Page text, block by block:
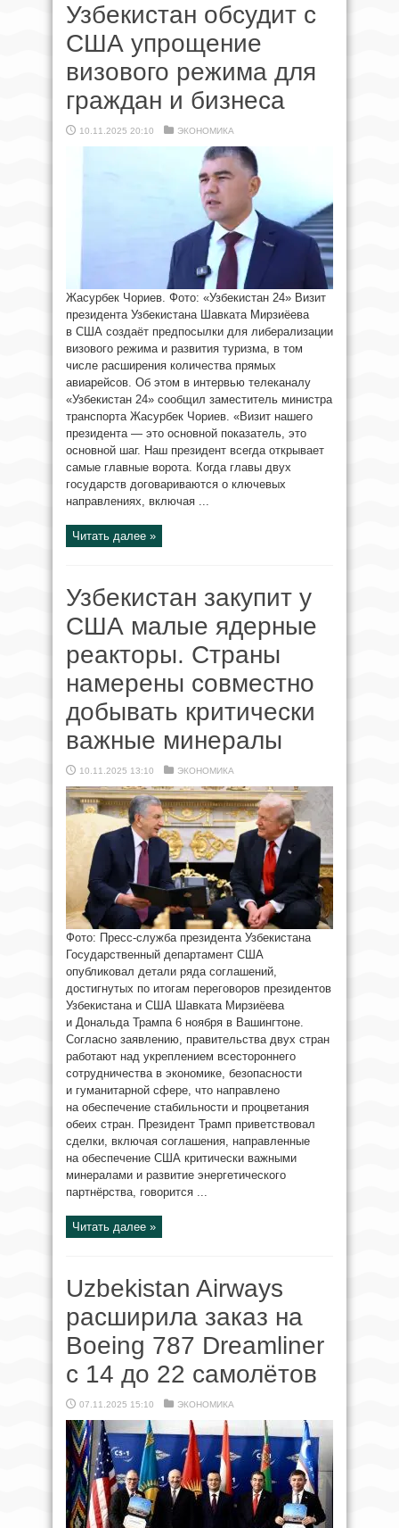
Узбекистан обсудит с
США упрощение
визового режима для
граждан и бизнеса
10.11.2025 20:10 ЭКОНОМИКА
Жасурбек Чориев. Фото: «Узбекистан 24» Визит
президента Узбекистана Шавката Мирзиёева
в США создаёт предпосылки для либерализации
визового режима и развития туризма, в том
числе расширения количества прямых
авиарейсов. Об этом в интервью телеканалу
«Узбекистан 24» сообщил заместитель министра
транспорта Жасурбек Чориев. «Визит нашего
президента — это основной показатель, это
основной шаг. Наш президент всегда открывает
самые главные ворота. Когда главы двух
государств договариваются о ключевых
направлениях, включая ...
Читать далее »
Узбекистан закупит у
США малые ядерные
реакторы. Страны
намерены совместно
добывать критически
важные минералы
10.11.2025 13:10 ЭКОНОМИКА
Фото: Пресс-служба президента Узбекистана
Государственный департамент США
опубликовал детали ряда соглашений,
достигнутых по итогам переговоров президентов
Узбекистана и США Шавката Мирзиёева
и Дональда Трампа 6 ноября в Вашингтоне.
Согласно заявлению, правительства двух стран
работают над укреплением всестороннего
сотрудничества в экономике, безопасности
и гуманитарной сфере, что направлено
на обеспечение стабильности и процветания
обеих стран. Президент Трамп приветствовал
сделки, включая соглашения, направленные
на обеспечение США критически важными
минералами и развитие энергетического
партнёрства, говорится ...
Читать далее »
Uzbekistan Airways
расширила заказ на
Boeing 787 Dreamliner
с 14 до 22 самолётов
07.11.2025 15:10 ЭКОНОМИКА